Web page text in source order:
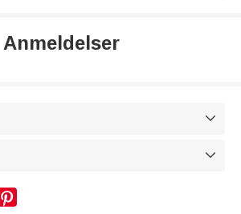
Anmeldelser


